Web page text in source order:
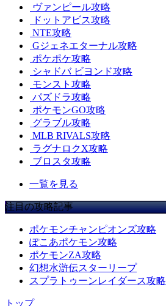
ヴァンピール攻略
ドットアビス攻略
NTE攻略
Gジェネエターナル攻略
ポケポケ攻略
シャドバ ビヨンド攻略
モンスト攻略
パズドラ攻略
ポケモンGO攻略
グラブル攻略
MLB RIVALS攻略
ラグナロクX攻略
ブロスタ攻略
一覧を見る
注目の攻略記事
ポケモンチャンピオンズ攻略
ぽこあポケモン攻略
ポケモンZA攻略
幻想水滸伝スターリープ
スプラトゥーンレイダース攻略
トップ